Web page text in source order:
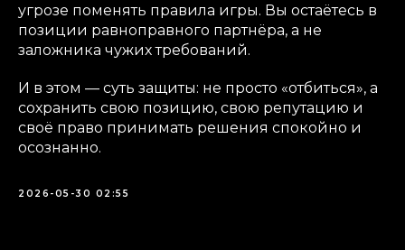
угрозе поменять правила игры. Вы остаётесь в
позиции равноправного партнёра, а не
заложника чужих требований.
И в этом — суть защиты: не просто «отбиться», а
сохранить свою позицию, свою репутацию и
своё право принимать решения спокойно и
осознанно.
2026-05-30 02:55